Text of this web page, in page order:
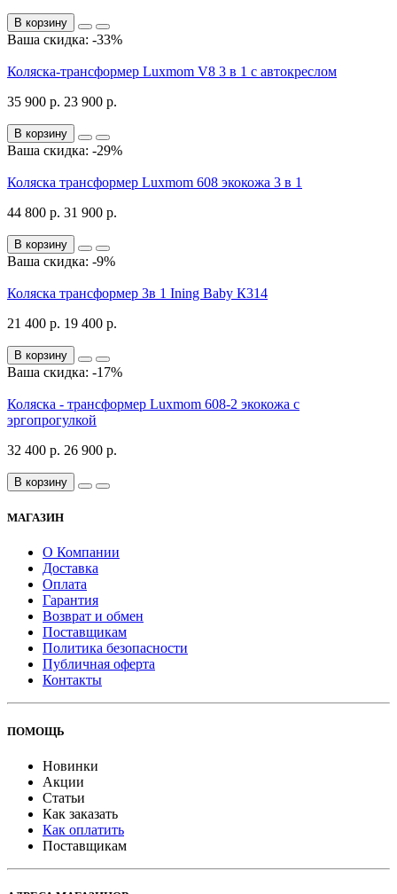
В корзину
Ваша скидка: -33%
Коляска-трансформер Luxmom V8 3 в 1 с автокреслом
35 900 р. 23 900 р.
В корзину
Ваша скидка: -29%
Коляска трансформер Luxmom 608 экокожа 3 в 1
44 800 р. 31 900 р.
В корзину
Ваша скидка: -9%
Коляска трансформер 3в 1 Ining Baby К314
21 400 р. 19 400 р.
В корзину
Ваша скидка: -17%
Коляска - трансформер Luxmom 608-2 экокожа с
эргопрогулкой
32 400 р. 26 900 р.
В корзину
МАГАЗИН
О Компании
Доставка
Оплата
Гарантия
Возврат и обмен
Поставщикам
Политика безопасности
Публичная оферта
Контакты
ПОМОЩЬ
Новинки
Акции
Статьи
Как заказать
Как оплатить
Поставщикам